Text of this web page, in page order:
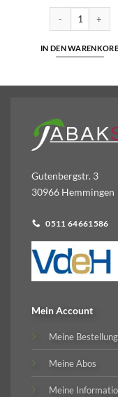
SC - Virginia
IN DEN
Liquid 10ml Liquid 10
Gutenbergstr. 3
30966 Hemmingen
0511 64661586
Mein Account
Meine
Meine Abos
Meine